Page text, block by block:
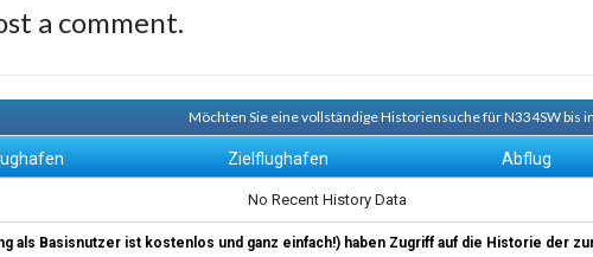
a comment.
Möchten Sie eine vollständige Historiensuche für N334SW bis
Zielflughafen Abflug
No Recent History Data
als Basisnutzer ist kostenlos und ganz einfach!) haben Zugriff auf die Historie der